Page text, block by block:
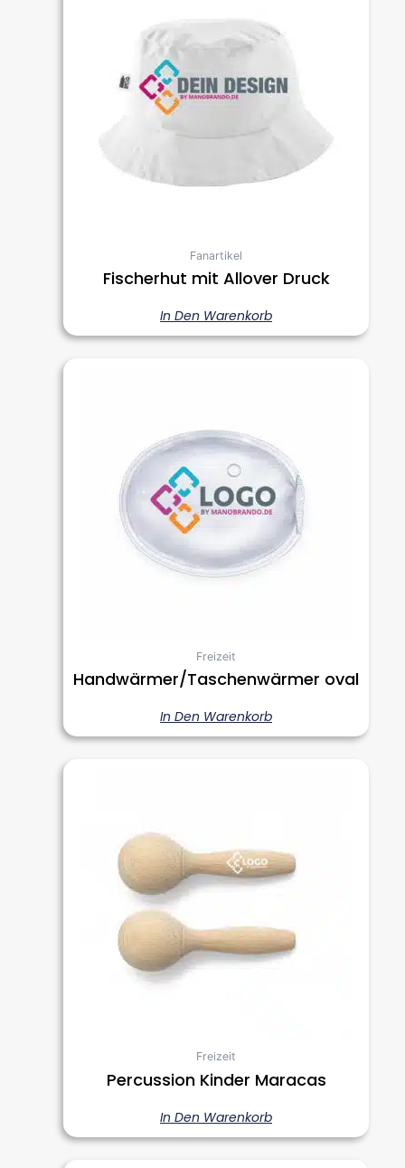
Fanartikel
Fischerhut mit Allover Druck
In Den Warenkorb
Freizeit
Handwärmer/Taschenwärmer oval
In Den Warenkorb
Freizeit
Percussion Kinder Maracas
In Den Warenkorb